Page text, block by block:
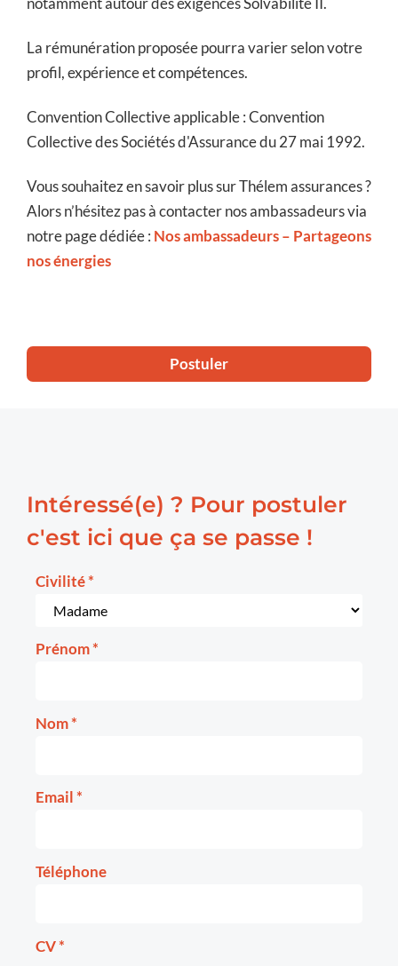
La rémunération proposée pourra varier selon votre
profil, expérience et compétences.
Convention Collective applicable : Convention
Collective des Sociétés d'Assurance du 27 mai 1992.
Vous souhaitez en savoir plus sur Thélem assurances ?
Alors n’hésitez pas à contacter nos ambassadeurs via
notre page dédiée : Nos ambassadeurs – Partageons
nos énergies
Postuler
Intéressé(e) ? Pour postuler
c'est ici que ça se passe !
Civilité*
Prénom*
Nom*
Email*
Téléphone
CV*